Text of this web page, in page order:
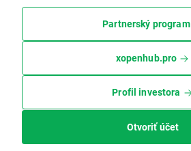
Partnerský program
xopenhub.pro
Profil investora
Otvoriť účet